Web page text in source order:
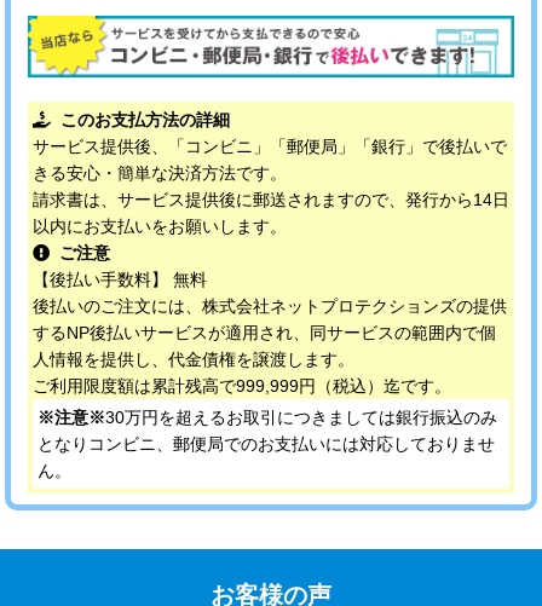
このお支払方法の詳細
サービス提供後、「コンビニ」「郵便局」「銀行」で後払いで
きる安心・簡単な決済方法です。
請求書は、サービス提供後に郵送されますので、発行から14日
以内にお支払いをお願いします。
ご注意
【後払い手数料】 無料
後払いのご注文には、株式会社ネットプロテクションズの提供
するNP後払いサービスが適用され、同サービスの範囲内で個
人情報を提供し、代金債権を譲渡します。
ご利用限度額は累計残高で999,999円（税込）迄です。
※注意※30万円を超えるお取引につきましては銀行振込のみ
となりコンビニ、郵便局でのお支払いには対応しておりませ
ん。
お客様の声